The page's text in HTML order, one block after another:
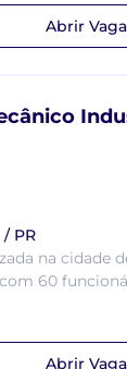
Abrir Vaga
/ PR
na cidade
60
Abrir Vaga